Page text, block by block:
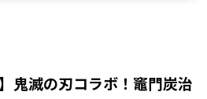
鬼滅の刃コラボ！竈門炭治